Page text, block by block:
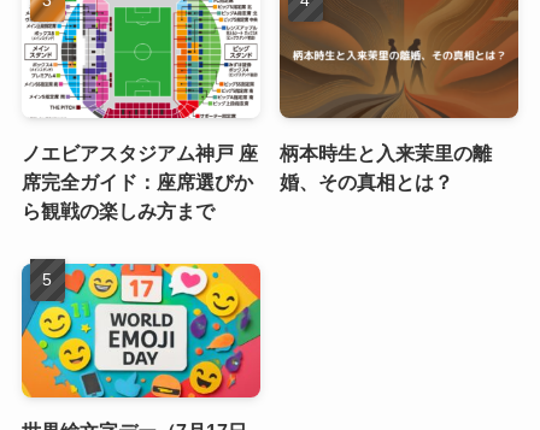
ノエビアスタジアム神戸 座
席完全ガイド：座席選びか
ら観戦の楽しみ方まで
柄本時生と入来茉里の離
婚、その真相とは？